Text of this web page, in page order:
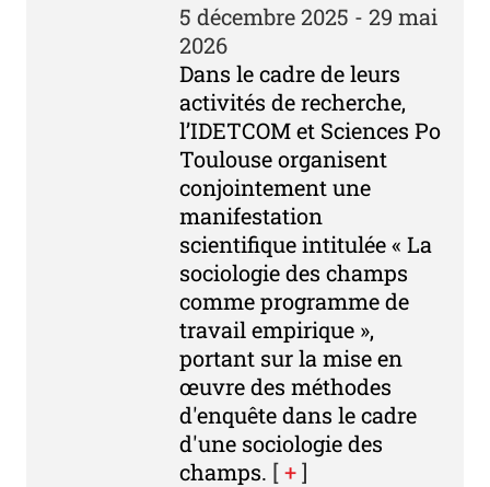
5 décembre 2025 - 29 mai
2026
Dans le cadre de leurs
activités de recherche,
l’IDETCOM et Sciences Po
Toulouse organisent
conjointement une
manifestation
scientifique intitulée « La
sociologie des champs
comme programme de
travail empirique »,
portant sur la mise en
œuvre des méthodes
d'enquête dans le cadre
d'une sociologie des
champs. [+]